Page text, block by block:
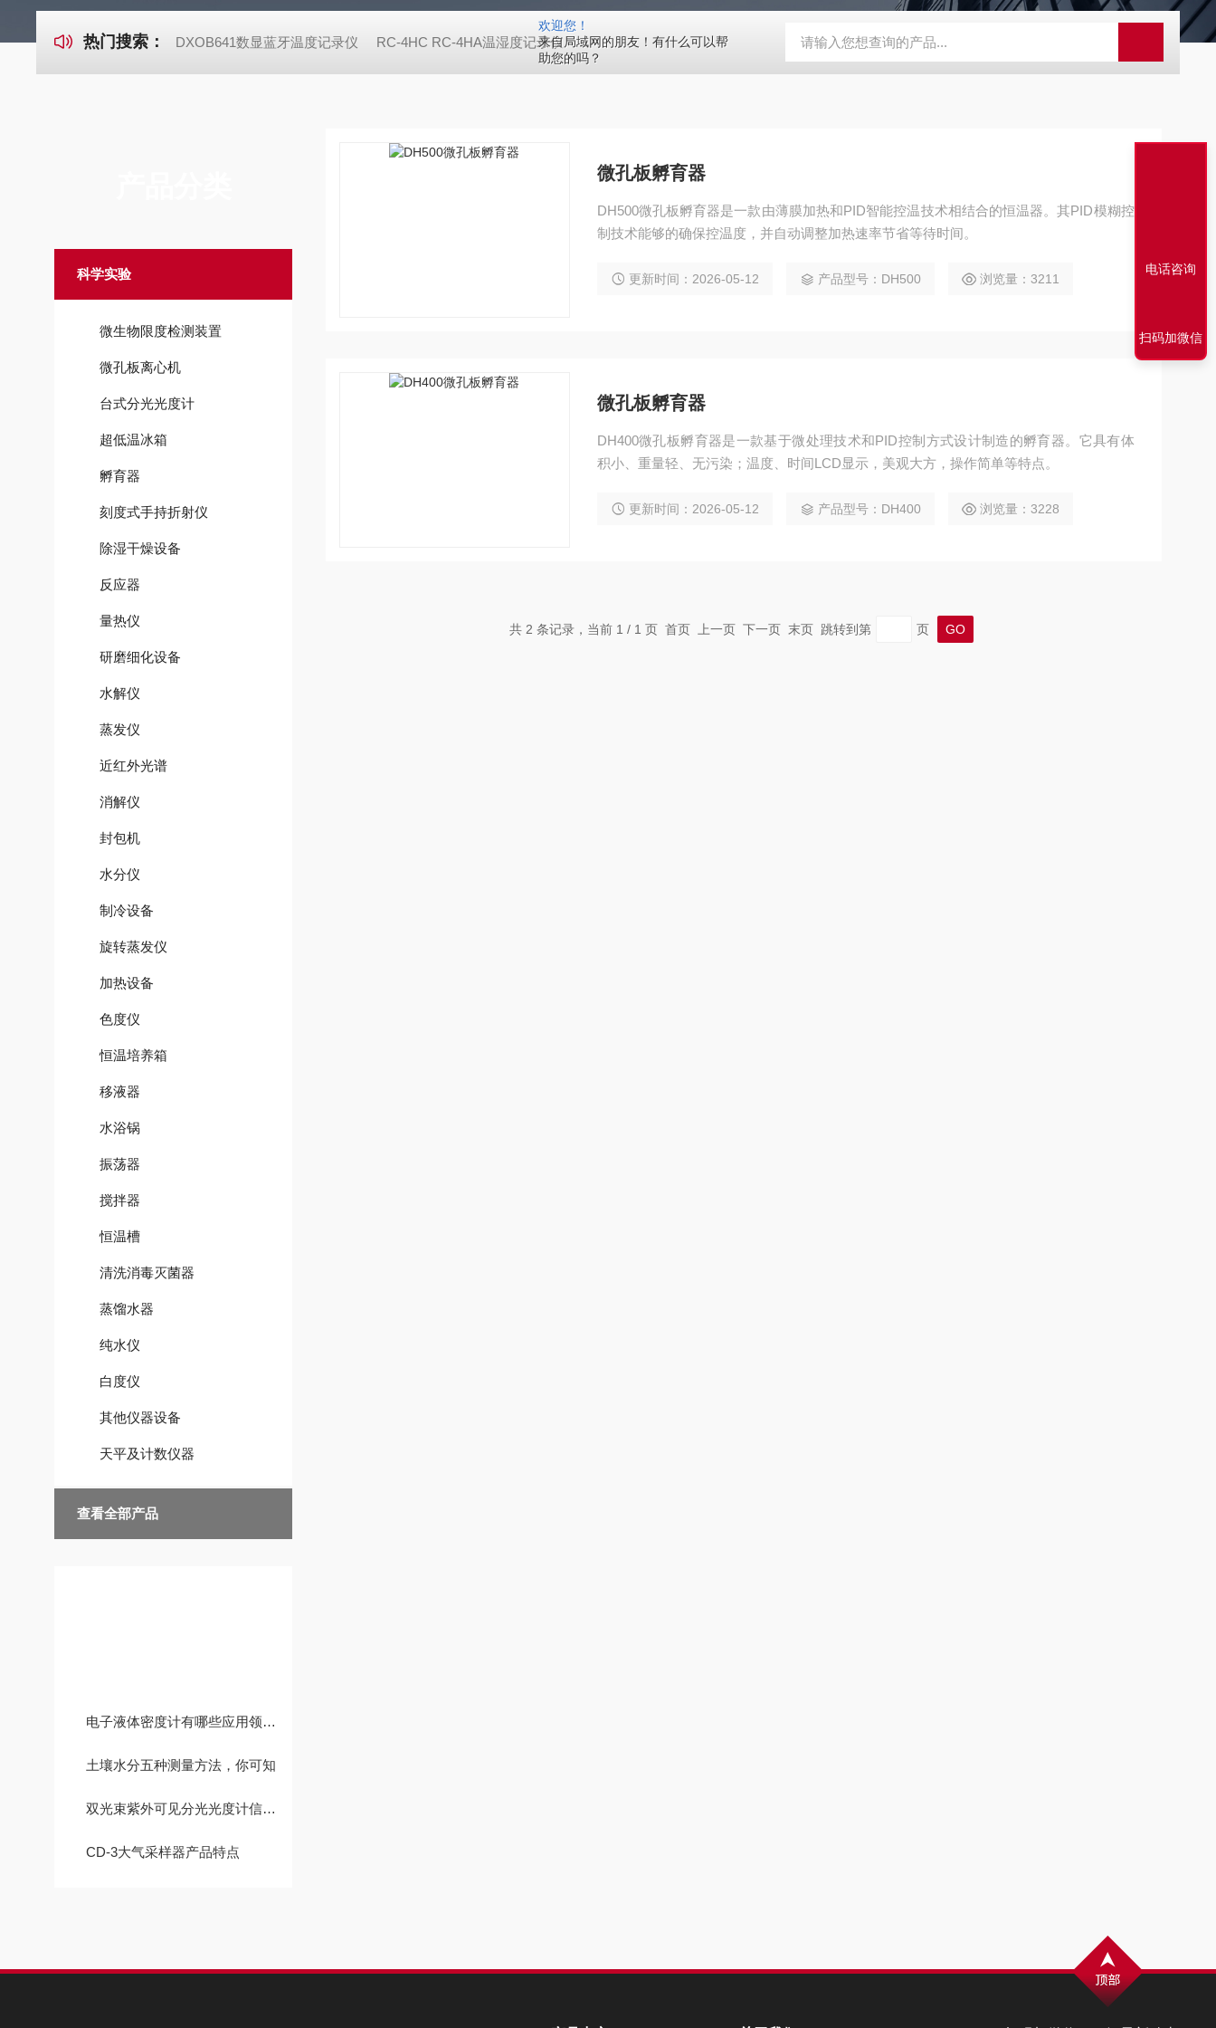
欢迎您！
来自局域网的朋友！有什么可以帮
助您的吗？
热门搜索： DXOB641数显蓝牙温度记录仪 RC-4HC RC-4HA温湿度记录仪 多样品平行蒸发仪多样品平行蒸发仪 SBD-100B SBD-100D成都漏氯报警仪 漏氯报警器 漏氯检测仪
科学实验
微生物限度检测装置
微孔板离心机
台式分光光度计
超低温冰箱
孵育器
刻度式手持折射仪
除湿干燥设备
反应器
量热仪
研磨细化设备
水解仪
蒸发仪
近红外光谱
消解仪
封包机
水分仪
制冷设备
旋转蒸发仪
加热设备
色度仪
恒温培养箱
移液器
水浴锅
振荡器
搅拌器
恒温槽
清洗消毒灭菌器
蒸馏水器
纯水仪
白度仪
其他仪器设备
天平及计数仪器
查看全部产品
电子液体密度计有哪些应用领域？
土壤水分五种测量方法，你可知
双光束紫外可见分光光度计信号部分故障排除
CD-3大气采样器产品特点
微孔板孵育器
DH500微孔板孵育器是一款由薄膜加热和PID智能控温技术相结合的恒温器。其PID模糊控
制技术能够的确保控温度，并自动调整加热速率节省等待时间。
更新时间：2026-05-12 产品型号：DH500 浏览量：3211
微孔板孵育器
DH400微孔板孵育器是一款基于微处理技术和PID控制方式设计制造的孵育器。它具有体
积小、重量轻、无污染；温度、时间LCD显示，美观大方，操作简单等特点。
更新时间：2026-05-12 产品型号：DH400 浏览量：3228
共 2 条记录，当前 1 / 1 页 首页 上一页 下一页 末页 跳转到第 页
电话咨询
扫码加微信